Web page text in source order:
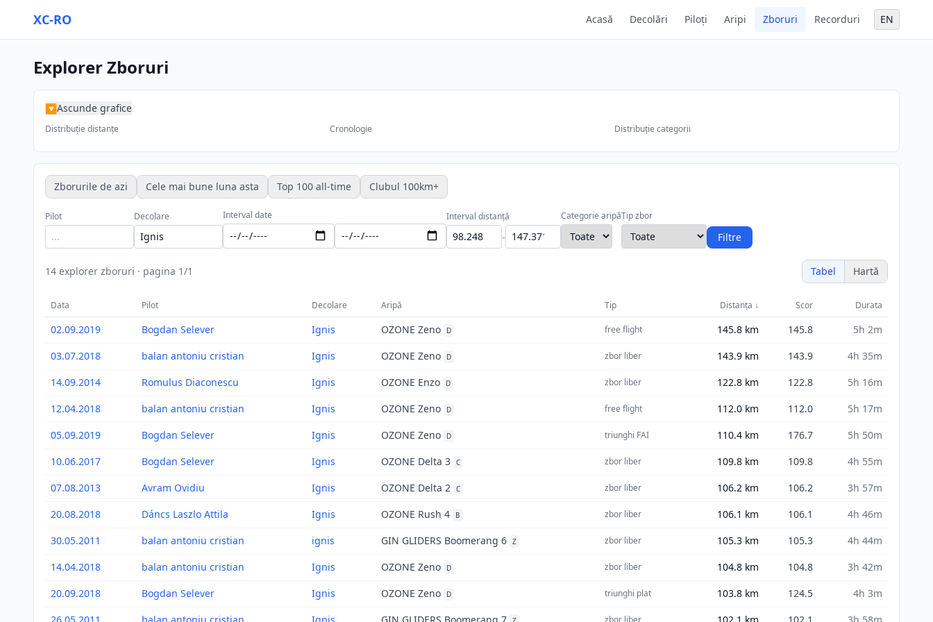
XC-RO Acasă Decolări Piloți Aripi Zboruri Recorduri EN
Explorer Zboruri
▶Ascunde grafice
Distribuție distanțe Cronologie Distribuție categorii
Zborurile de azi Cele mai bune luna asta Top 100 all-time Clubul 100km+
Pilot Decolare Interval date Interval distanță
-
Categorie aripăTip zbor
Filtre
14 explorer zboruri · pagina 1/1 Tabel Hartă
Data Pilot Decolare Aripă Tip Distanța ↓ Scor Durata
02.09.2019 Bogdan Selever Ignis OZONE Zeno D free flight 145.8 km 145.8
5h 2m
03.07.2018
balan antoniu cristian Ignis OZONE Zeno D zbor liber 143.9 km 143.9
4h 35m
14.09.2014
Romulus Diaconescu Ignis OZONE Enzo D zbor liber 122.8 km 122.8
5h 16m
12.04.2018
balan antoniu cristian Ignis OZONE Zeno D free flight 112.0 km 112.0
5h 17m
05.09.2019
Bogdan Selever Ignis OZONE Zeno D triunghi FAI 110.4 km 176.7
5h 50m
10.06.2017
Bogdan Selever Ignis OZONE Delta 3 C zbor liber 109.8 km 109.8
4h 55m
07.08.2013
Avram Ovidiu Ignis OZONE Delta 2 C zbor liber 106.2 km 106.2
3h 57m
20.08.2018
Dáncs Laszlo Attila Ignis OZONE Rush 4 B zbor liber 106.1 km 106.1
4h 46m
30.05.2011
balan antoniu cristian ignis GIN GLIDERS Boomerang 6 Z zbor liber 105.3 km 105.3
4h 44m
14.04.2018
balan antoniu cristian Ignis OZONE Zeno D zbor liber 104.8 km 104.8
3h 42m
20.09.2018
Bogdan Selever Ignis OZONE Zeno D triunghi plat 103.8 km 124.5
4h 3m
zbor liber